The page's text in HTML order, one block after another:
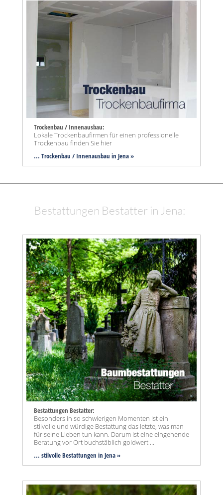
Trockenbau / Innenausbau:
Lokale Trockenbaufirmen für einen professionelle
Trockenbau finden Sie hier
... Trockenbau / Innenausbau in Jena »
Bestattungen Bestatter in Jena:
Bestattungen Bestatter:
Besonders in so schwierigen Momenten ist ein
stilvolle und würdige Bestattung das letzte, was man
für seine Lieben tun kann. Darum ist eine eingehende
Beratung vor Ort buchstäblich goldwert ...
... stilvolle Bestattungen in Jena »